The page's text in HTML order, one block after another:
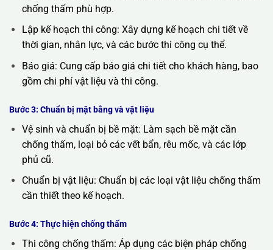
chống thấm phù hợp.
Lập kế hoạch thi công: Xây dựng kế hoạch chi tiết về
thời gian, nhân lực, và các bước thi công cụ thể.
Báo giá: Cung cấp báo giá chi tiết cho khách hàng, bao
gồm chi phí vật liệu và thi công.
Bước 3: Chuẩn bị mặt bằng và vật liệu
Vệ sinh và chuẩn bị bề mặt: Làm sạch bề mặt cần
chống thấm, loại bỏ các vết bẩn, rêu mốc, và các lớp
phủ cũ.
Chuẩn bị vật liệu: Chuẩn bị các loại vật liệu chống thấm
cần thiết theo kế hoạch.
Bước 4: Thực hiện chống thấm
Thi công chống thấm: Áp dụng các biện pháp chống